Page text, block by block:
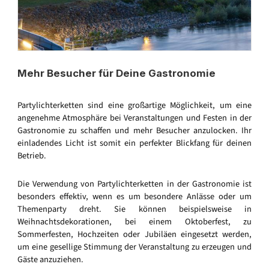
Mehr Besucher für Deine Gastronomie
Partylichterketten sind eine großartige Möglichkeit, um eine
angenehme Atmosphäre bei Veranstaltungen und Festen in der
Gastronomie zu schaffen und mehr Besucher anzulocken. Ihr
einladendes Licht ist somit ein perfekter Blickfang für deinen
Betrieb.
Die Verwendung von Partylichterketten in der Gastronomie ist
besonders effektiv, wenn es um besondere Anlässe oder um
Themenparty dreht. Sie können beispielsweise in
Weihnachtsdekorationen, bei einem Oktoberfest, zu
Sommerfesten, Hochzeiten oder Jubiläen eingesetzt werden,
um eine gesellige Stimmung der Veranstaltung zu erzeugen und
Gäste anzuziehen.